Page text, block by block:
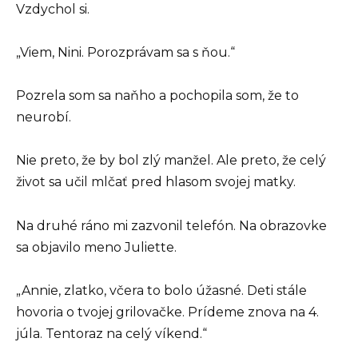
Vzdychol si.
„Viem, Nini. Porozprávam sa s ňou.“
Pozrela som sa naňho a pochopila som, že to
neurobí.
Nie preto, že by bol zlý manžel. Ale preto, že celý
život sa učil mlčať pred hlasom svojej matky.
Na druhé ráno mi zazvonil telefón. Na obrazovke
sa objavilo meno Juliette.
„Annie, zlatko, včera to bolo úžasné. Deti stále
hovoria o tvojej grilovačke. Prídeme znova na 4.
júla. Tentoraz na celý víkend.“